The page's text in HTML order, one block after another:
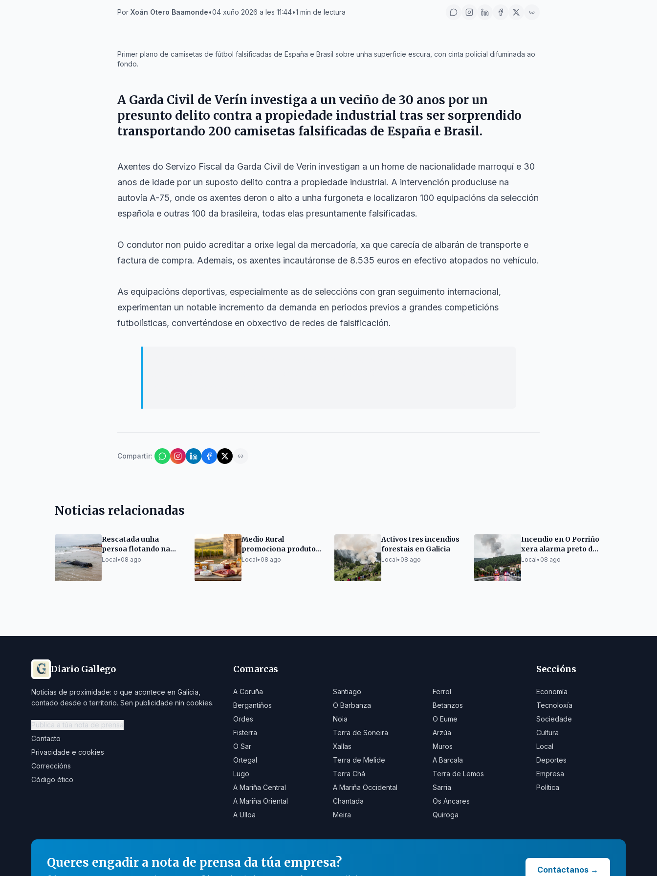
Por Xoán Otero Baamonde•04 xuño 2026 a les 11:44•1 min de lectura
Primer plano de camisetas de fútbol falsificadas de España e Brasil sobre unha superficie escura, con cinta policial difuminada ao
fondo.
A Garda Civil de Verín investiga a un veciño de 30 anos por un
presunto delito contra a propiedade industrial tras ser sorprendido
transportando 200 camisetas falsificadas de España e Brasil.
Axentes do Servizo Fiscal da Garda Civil de Verín investigan a un home de nacionalidade marroquí e 30
anos de idade por un suposto delito contra a propiedade industrial. A intervención produciuse na
autovía A-75, onde os axentes deron o alto a unha furgoneta e localizaron 100 equipacións da selección
española e outras 100 da brasileira, todas elas presuntamente falsificadas.
O condutor non puido acreditar a orixe legal da mercadoría, xa que carecía de albarán de transporte e
factura de compra. Ademais, os axentes incautáronse de 8.535 euros en efectivo atopados no vehículo.
As equipacións deportivas, especialmente as de seleccións con gran seguimento internacional,
experimentan un notable incremento da demanda en periodos previos a grandes competicións
futbolísticas, converténdose en obxectivo de redes de falsificación.
Compartir:
Noticias relacionadas
Rescatada unha
persoa flotando na
praia da Lanzada en
Local• 08 ago
Medio Rural
promociona produtos
de calidade en Vitis
Local• 08 ago
Activos tres incendios
forestais en Galicia
Local• 08 ago
Incendio en O Porriño
xera alarma preto de
vivendas
Local• 08 ago
Diario Gallego
Noticias de proximidade: o que acontece en Galicia,
contado desde o territorio. Sen publicidade nin cookies.
Publica a túa nota de prensa
Contacto
Privacidade e cookies
Correccións
Código ético
Comarcas
A Coruña Santiago
Ferrol
Bergantiños
O Barbanza
Betanzos
Ordes
Noia
O Eume
Fisterra
Terra de Soneira
Arzúa
O Sar
Xallas
Muros
Ortegal
Terra de Melide
A Barcala
Lugo
Terra Chá
Terra de Lemos
A Mariña Central
A Mariña Occidental
Sarria
A Mariña Oriental
Chantada
Os Ancares
A Ulloa
Meira Quiroga
Seccións
Economía
Tecnoloxía
Sociedade
Cultura
Local
Deportes
Empresa
Política
Queres engadir a nota de prensa da túa empresa? Contáctanos →